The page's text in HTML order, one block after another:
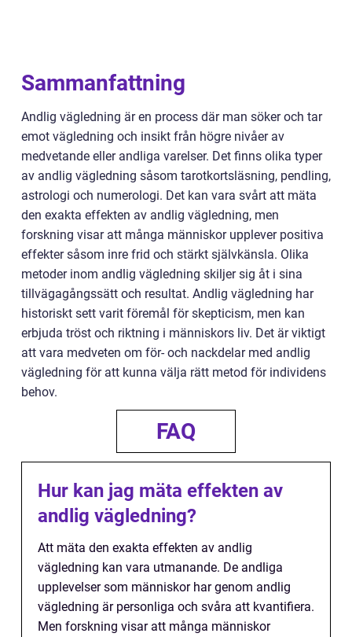
Sammanfattning
Andlig vägledning är en process där man söker och tar
emot vägledning och insikt från högre nivåer av
medvetande eller andliga varelser. Det finns olika typer
av andlig vägledning såsom tarotkortsläsning, pendling,
astrologi och numerologi. Det kan vara svårt att mäta
den exakta effekten av andlig vägledning, men
forskning visar att många människor upplever positiva
effekter såsom inre frid och stärkt självkänsla. Olika
metoder inom andlig vägledning skiljer sig åt i sina
tillvägagångssätt och resultat. Andlig vägledning har
historiskt sett varit föremål för skepticism, men kan
erbjuda tröst och riktning i människors liv. Det är viktigt
att vara medveten om för- och nackdelar med andlig
vägledning för att kunna välja rätt metod för individens
behov.
FAQ
Hur kan jag mäta effekten av
andlig vägledning?
Att mäta den exakta effekten av andlig
vägledning kan vara utmanande. De andliga
upplevelser som människor har genom andlig
vägledning är personliga och svåra att kvantifiera.
Men forskning visar att många människor